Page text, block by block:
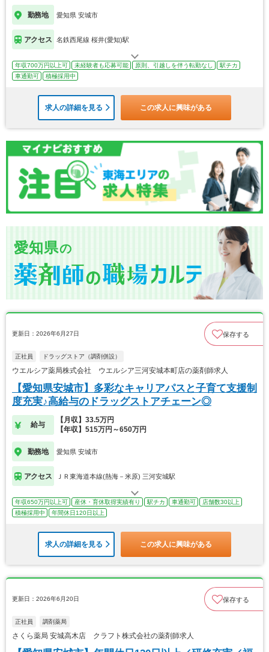
勤務地 愛知県 安城市
アクセス 名鉄西尾線 桜井(愛知)駅
年収700万円以上可 未経験者も応募可能 原則、引越しを伴う転勤なし
駅チカ
車通勤可
積極採用中
求人の詳細を見る この求人に興味がある
愛知県の
更新日：2026年6月27日 保存する
正社員 ドラッグストア（調剤併設）
ウエルシア薬局株式会社 ウエルシア三河安城本町店の薬剤師求人
【愛知県安城市】多彩なキャリアパスと子育て支援制
度充実♪高給与のドラッグストアチェーン◎
給与
【月収】33.5万円
【年収】515万円～650万円
勤務地 愛知県 安城市
アクセス ＪＲ東海道本線(熱海－米原) 三河安城駅
年収650万円以上可 産休・育休取得実績有り 駅チカ 車通勤可
店舗数30以上
積極採用中
年間休日120日以上
求人の詳細を見る この求人に興味がある
更新日：2026年6月20日 保存する
正社員 調剤薬局
さくら薬局 安城高木店 クラフト株式会社の薬剤師求人